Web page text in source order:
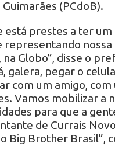
(PCdoB).
está prestes a ter um
representando nossa
Globo”, disse o
galera, pegar o
com um amigo,
Vamos mobilizar a
para que a
de Currais
Big Brother Brasil”,